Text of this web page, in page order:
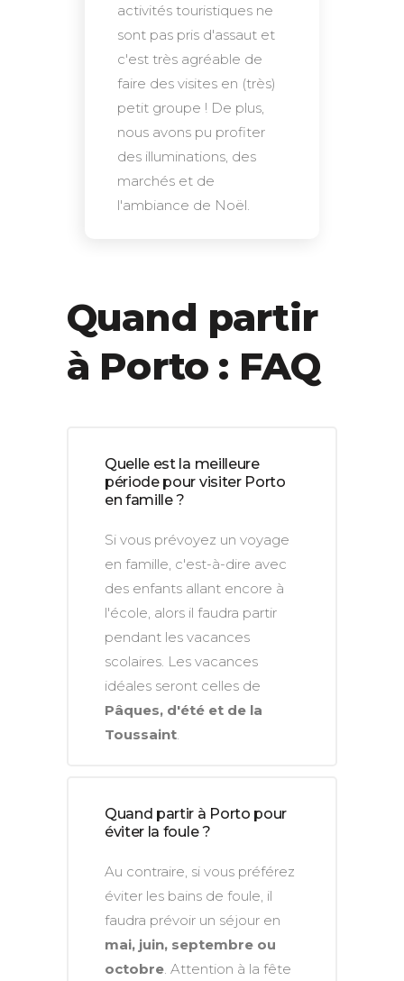
activités touristiques ne
sont pas pris d'assaut et
c'est très agréable de
faire des visites en (très)
petit groupe ! De plus,
nous avons pu profiter
des illuminations, des
marchés et de
l'ambiance de Noël.
Quand partir
à Porto : FAQ
Quelle est la meilleure
période pour visiter Porto
en famille ?
Si vous prévoyez un voyage
en famille, c'est-à-dire avec
des enfants allant encore à
l'école, alors il faudra partir
pendant les vacances
scolaires. Les vacances
idéales seront celles de
Pâques, d'été et de la
Toussaint
Quand partir à Porto pour
éviter la foule ?
Au contraire, si vous préférez
éviter les bains de foule, il
faudra prévoir un séjour en
mai, juin, septembre ou
octobre . Attention à la fête